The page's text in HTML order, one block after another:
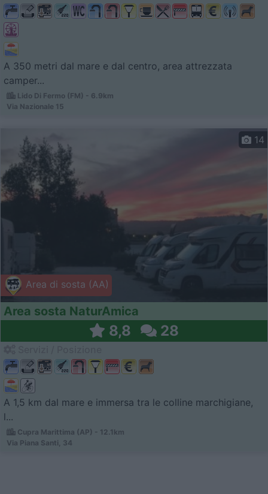
A 350 metri dal mare e dal centro, area attrezzata
camper...
Lido Di Fermo (FM) - 6.9km
Via Nazionale 15
Area di sosta (AA)
14
Area sosta NaturAmica
8,8 28
A 1,5 km dal mare e immersa tra le colline marchigiane,
l...
Cupra Marittima (AP) - 12.1km
Via Piana Santi, 34